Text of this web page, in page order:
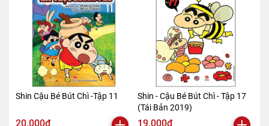
Shin Cậu Bé Bút Chì -Tập 11
20.000₫
Shin - Cậu Bé Bút Chì - Tập 17
(Tái Bản 2019)
19.000₫